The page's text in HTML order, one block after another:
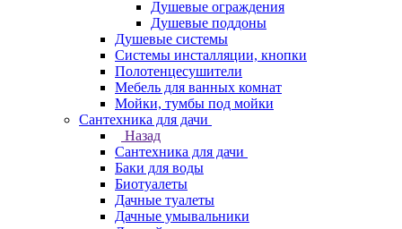
Душевые ограждения
Душевые поддоны
Душевые системы
Системы инсталляции, кнопки
Полотенцесушители
Мебель для ванных комнат
Мойки, тумбы под мойки
Сантехника для дачи
Назад
Сантехника для дачи
Баки для воды
Биотуалеты
Дачные туалеты
Дачные умывальники